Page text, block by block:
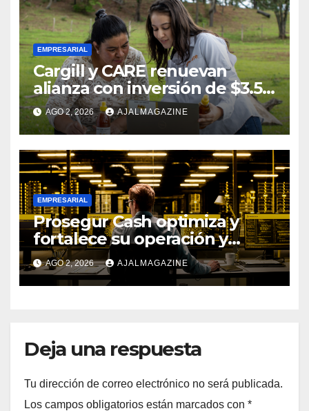
EMPRESARIAL
Cargill y CARE renuevan
alianza con inversión de $3.5
millones para el desarrollo de
mujeres rurales en
Centroamérica
AGO 2, 2026 AJALMAGAZINE
EMPRESARIAL
Prosegur Cash optimiza y
fortalece su operación y
procesos con la ayuda de IA y
Big Data
AGO 2, 2026 AJALMAGAZINE
Deja una respuesta
Tu dirección de correo electrónico no será publicada.
Los campos obligatorios están marcados con *